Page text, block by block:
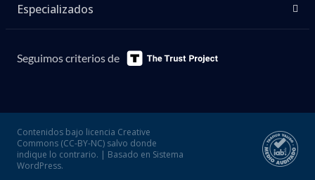
Especializados
Seguimos criterios de
Contenidos bajo licencia Creative
Commons (CC-BY-NC) salvo donde
indique lo contrario. | Basado en Sistema
WordPress.